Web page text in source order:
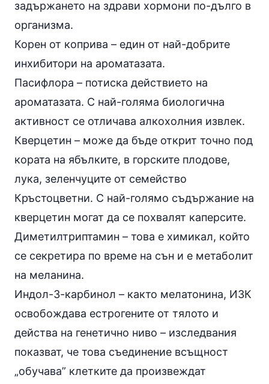
задържането на здрави хормони по-дълго в
организма.
Корен от коприва – един от най-добрите
инхибитори на ароматазата.
Пасифлора – потиска действието на
ароматазата. С най-голяма биологична
активност се отличава алкохолния извлек.
Кверцетин – може да бъде открит точно под
кората на ябълките, в горските плодове,
лука, зеленчуците от семейство
Кръстоцветни. С най-голямо съдържание на
кверцетин могат да се похвалят каперсите.
Диметилтриптамин – това е химикал, който
се секретира по време на сън и е метаболит
на меланина.
Индол-3-карбинол – както мелатонина, И3К
освобождава естрогените от тялото и
действа на генетично ниво – изследвания
показват, че това съединение всъщност
„обучава” клетките да произвеждат